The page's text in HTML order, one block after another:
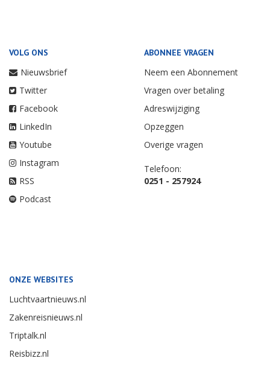
VOLG ONS
Nieuwsbrief
Twitter
Facebook
LinkedIn
Youtube
Instagram
RSS
Podcast
ABONNEE VRAGEN
Neem een Abonnement
Vragen over betaling
Adreswijziging
Opzeggen
Overige vragen
Telefoon:
0251 - 257924
ONZE WEBSITES
Luchtvaartnieuws.nl
Zakenreisnieuws.nl
Triptalk.nl
Reisbizz.nl